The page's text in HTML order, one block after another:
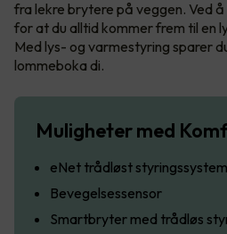
fra lekre brytere på veggen. Ved
for at du alltid kommer frem til en
Med lys- og varmestyring sparer
lommeboka di.
Muligheter med
eNet trådløst styringssystem
Bevegelsessensor
Smartbryter med trådløs